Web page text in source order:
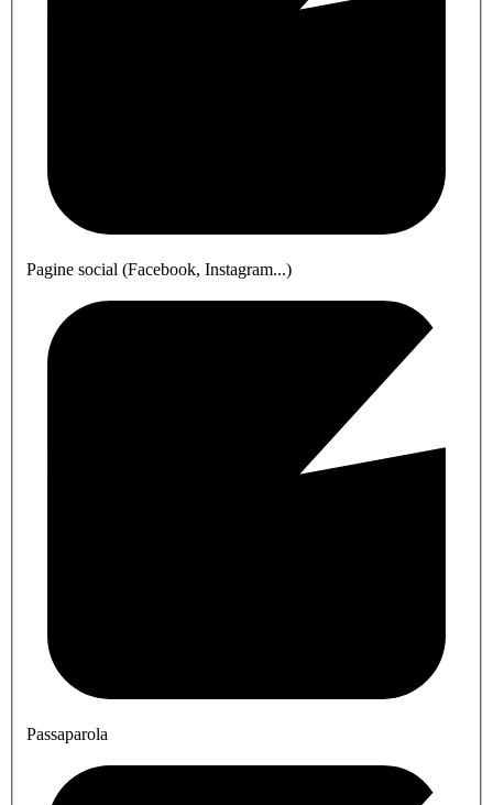
Pagine social (Facebook, Instagram...)
Passaparola